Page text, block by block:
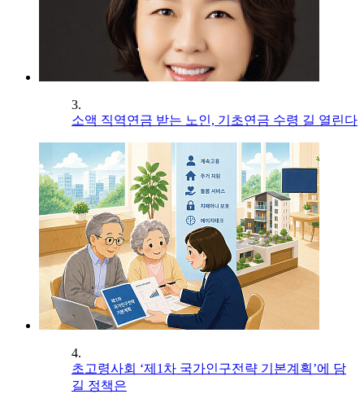
3.
소액 직역연금 받는 노인, 기초연금 수령 길 열린다
4.
초고령사회 ‘제1차 국가인구전략 기본계획’에 담
길 정책은